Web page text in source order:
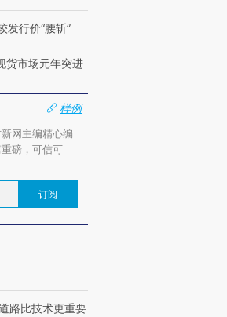
发行价“腰斩”
货市场元年突进
样例
网主编精心编
磅，可信可
订阅
路比技术更重要